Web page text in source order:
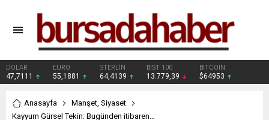
DOLAR
47,7111
EURO
55,1881
STERLİN
64,4139
BIST 100
13.779,39
BITCOIN
$64953
Anasayfa Manşet, Siyaset
Kayyum Gürsel Tekin: Bugünden itibaren…